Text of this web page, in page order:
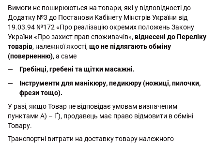
Вимоги не поширюються на товари, які у відповідності до
Додатку №3 до Постанови Кабінету Мінстрів України від
19.03.94 №172 «Про реалізацію окремих положень Закону
України «Про захист прав споживачів»,віднесені до Переліку
товарів, належної якості,що не підлягають обміну
(поверненню), а саме
Гребінці, гребені та щітки масажні.
Інструменти для манікюру, педикюру (ножиці, пилочки,
фрези тощо).
У разі, якщо Товар не відповідає умовам визначеним
пунктами А) – Ґ), продавець має право відмовити в обміні
Товару.
Транспортні витрати на доставку товару належного